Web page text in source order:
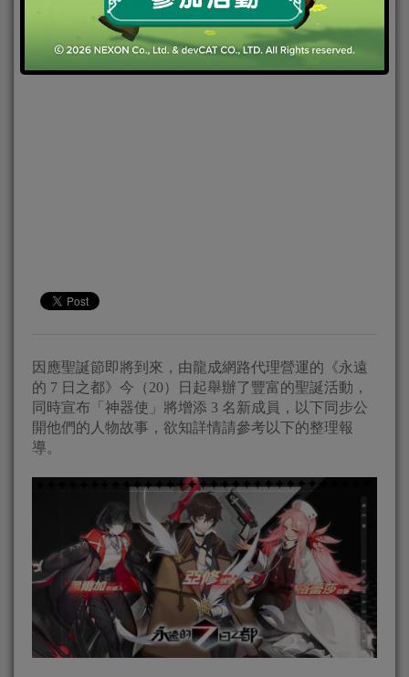
因應聖誕節即將到來，由龍成網路代理營運的《永遠
的 7 日之都》今（20）日起舉辦了豐富的聖誕活動，
同時宣布「神器使」將增添 3 名新成員，以下同步公
開他們的人物故事，欲知詳情請參考以下的整理報
導。